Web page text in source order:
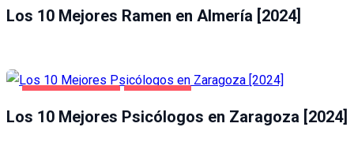
Los 10 Mejores Ramen en Almería [2024]
Los 10 Mejores Psicólogos en Zaragoza [2024]